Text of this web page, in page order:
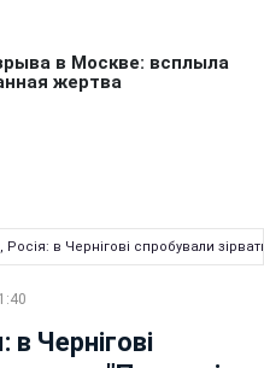
Росія: в Чернігові спробували
в Чернігові